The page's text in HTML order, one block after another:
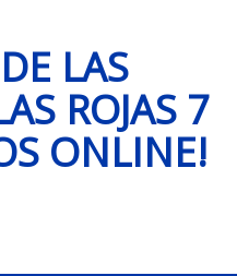
LAS
ROJAS 7
ONLINE!